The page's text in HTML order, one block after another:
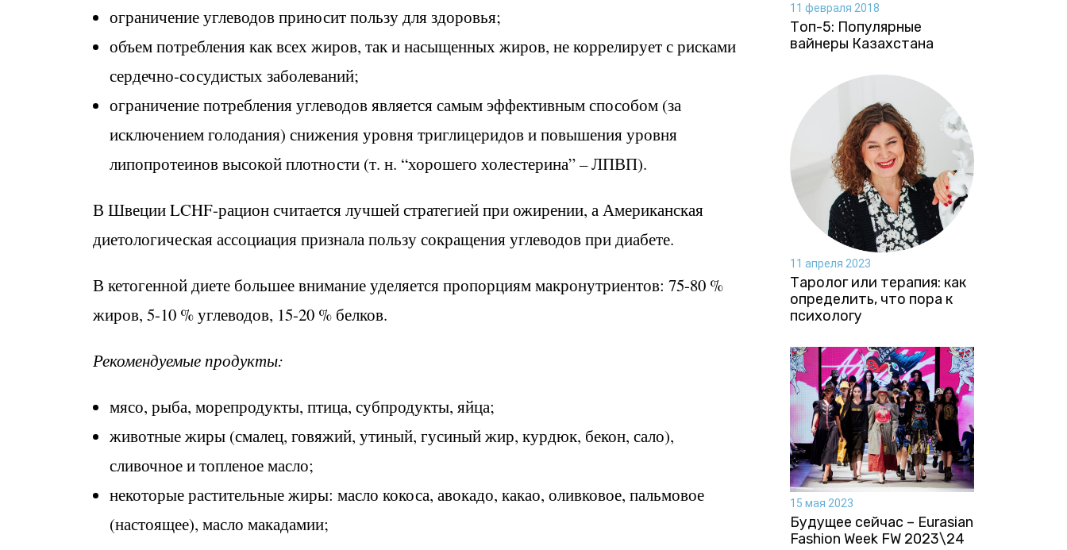
ограничение углеводов приносит пользу для здоровья;
объем потребления как всех жиров, так и насыщенных жиров, не коррелирует с рисками
сердечно-сосудистых заболеваний;
ограничение потребления углеводов является самым эффективным способом (за
исключением голодания) снижения уровня триглицеридов и повышения уровня
липопротеинов высокой плотности (т. н. “хорошего холестерина” – ЛПВП).
В Швеции LCHF-рацион считается лучшей стратегией при ожирении, а Американская
диетологическая ассоциация признала пользу сокращения углеводов при диабете.
В кетогенной диете большее внимание уделяется пропорциям макронутриентов: 75-80 %
жиров, 5-10 % углеводов, 15-20 % белков.
Рекомендуемые продукты:
мясо, рыба, морепродукты, птица, субпродукты, яйца;
животные жиры (смалец, говяжий, утиный, гусиный жир, курдюк, бекон, сало),
сливочное и топленое масло;
некоторые растительные жиры: масло кокоса, авокадо, какао, оливковое, пальмовое
(настоящее), масло макадамии;
11 февраля 2018
Топ-5: Популярные
вайнеры Казахстана
11 апреля 2023
Таролог или терапия: как
определить, что пора к
психологу
15 мая 2023
Будущее сейчас – Eurasian
Fashion Week FW 2023\24